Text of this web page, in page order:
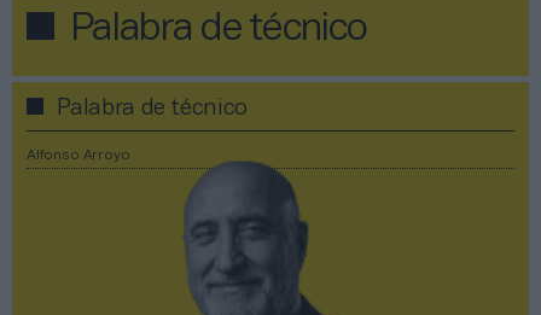
Palabra de técnico
Palabra de técnico
Alfonso Arroyo